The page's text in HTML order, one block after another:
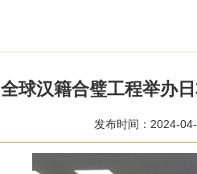
全球汉籍合璧工程举办
发布时间：2024-